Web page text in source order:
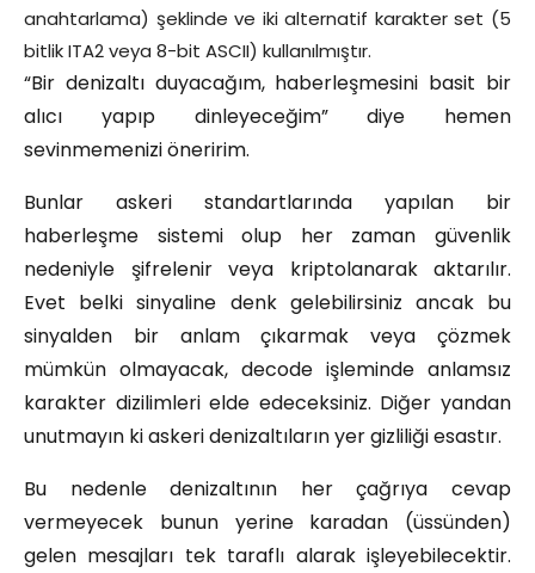
anahtarlama) şeklinde ve iki alternatif karakter set (5
bitlik ITA2 veya 8-bit ASCII) kullanılmıştır.
“Bir denizaltı duyacağım, haberleşmesini basit bir
alıcı yapıp dinleyeceğim” diye hemen
sevinmemenizi öneririm.
Bunlar askeri standartlarında yapılan bir
haberleşme sistemi olup her zaman güvenlik
nedeniyle şifrelenir veya kriptolanarak aktarılır.
Evet belki sinyaline denk gelebilirsiniz ancak bu
sinyalden bir anlam çıkarmak veya çözmek
mümkün olmayacak, decode işleminde anlamsız
karakter dizilimleri elde edeceksiniz. Diğer yandan
unutmayın ki askeri denizaltıların yer gizliliği esastır.
Bu nedenle denizaltının her çağrıya cevap
vermeyecek bunun yerine karadan (üssünden)
gelen mesajları tek taraflı alarak işleyebilecektir.